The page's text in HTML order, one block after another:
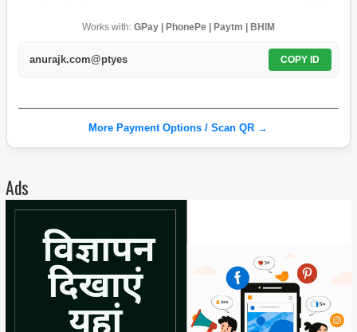
Works with: GPay | PhonePe | Paytm | BHIM
anurajk.com@ptyes COPY ID
More Payment Options / Scan QR →
Ads